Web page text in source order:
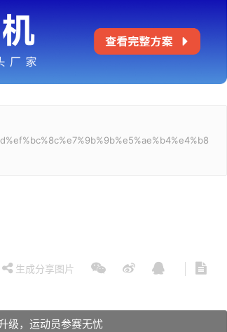
生成分享图片
级，运动员参赛无忧